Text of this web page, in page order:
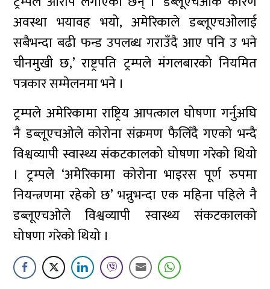
अवस्था भयावह भयो, अमेरिकाले डब्लूएचओलाई
सबैभन्दा बढी फन्ड उपलब्ध गराउँदै आए पनि उ भने
चीनमुखी छ,’ राष्ट्रपति ट्रम्पले मंगलबारको नियमित
पत्रकार सम्मेलनमा भने ।
ट्रम्पले अमेरिकामा राष्ट्रिय आपत्काल घोषणा गर्नुअघि
नै डब्लूएचओले कोरोना संक्रमण फैलिँदै गएको भन्दै
विश्वव्यापी स्वास्थ्य संकटकालको घोषणा गरेको थियो
। ट्रम्पले ‘अमेरिकामा कोरोना भाइरस पूर्ण रुपमा
नियन्त्रणमा रहेको छ’ भन्नुभन्दा एक महिना पहिले नै
डब्लूएचओले विश्वव्यापी स्वास्थ्य संकटकालको
घोषणा गरेको थियो ।